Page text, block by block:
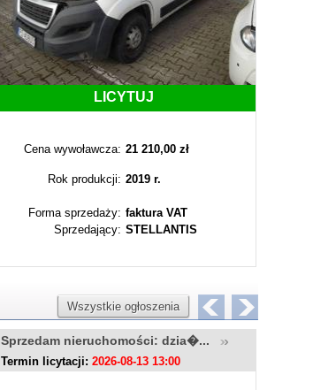
LICYTUJ
Cena wywoławcza: 21 210,00 zł
Rok produkcji: 2019 r.
Forma sprzedaży: faktura VAT
Sprzedający: STELLANTIS
Wszystkie ogłoszenia
Sprzedam nieruchomości: dzia�...
Termin licytacji: 2026-08-13 13:00